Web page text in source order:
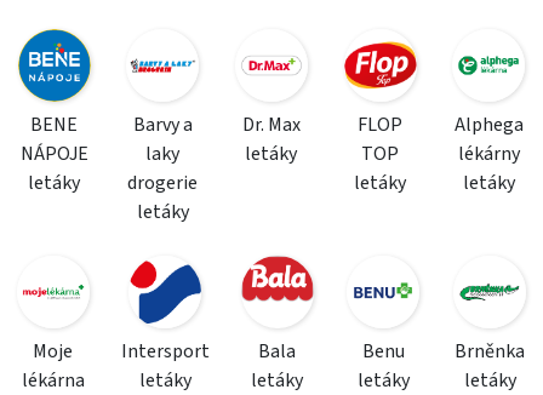
BENE
NÁPOJE
letáky
Barvy a
laky
drogerie
letáky
Dr. Max
letáky
FLOP
TOP
letáky
Alphega
lékárny
letáky
Moje
lékárna
Intersport
letáky
Bala
letáky
Benu
letáky
Brněnka
letáky